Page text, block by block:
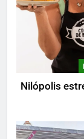
Nilópolis